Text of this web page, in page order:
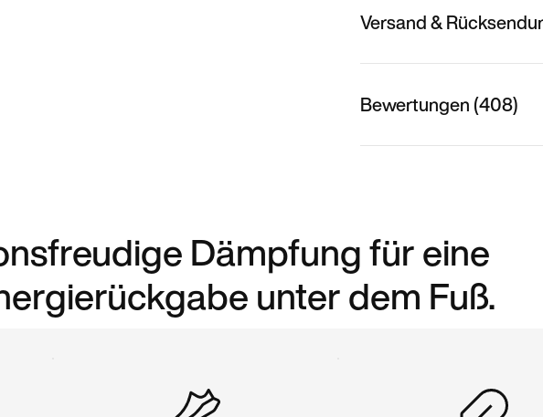
Versand &
Bewertungen (408)
Dämpfung für eine
unter dem Fuß.